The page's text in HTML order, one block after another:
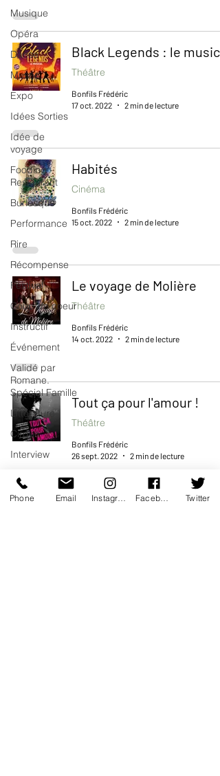
Musique
Opéra
Danse
Musée
Expo
Idées Sorties
Idée de
voyage
Fooding -
Restaurant
Burlesque
Performance
Rire
Récompense
Festival
Coup de coeur
Instructif
Événement
Validé par
Romane.
Spécial Famille
Littérature
Cirque
Interview
Offre spéciale
Annuaire
Black Legends : le
Théâtre
Bonfils Frédéric
17 oct. 2022
2 min de lecture
Habités
Cinéma
Bonfils Frédéric
15 oct. 2022
2 min de lecture
Le voyage de Molière
Théâtre
Bonfils Frédéric
14 oct. 2022
2 min de lecture
Tout ça pour l'amour !
Théâtre
Bonfils Frédéric
26 sept. 2022
2 min de lecture
Phone Email Twitter